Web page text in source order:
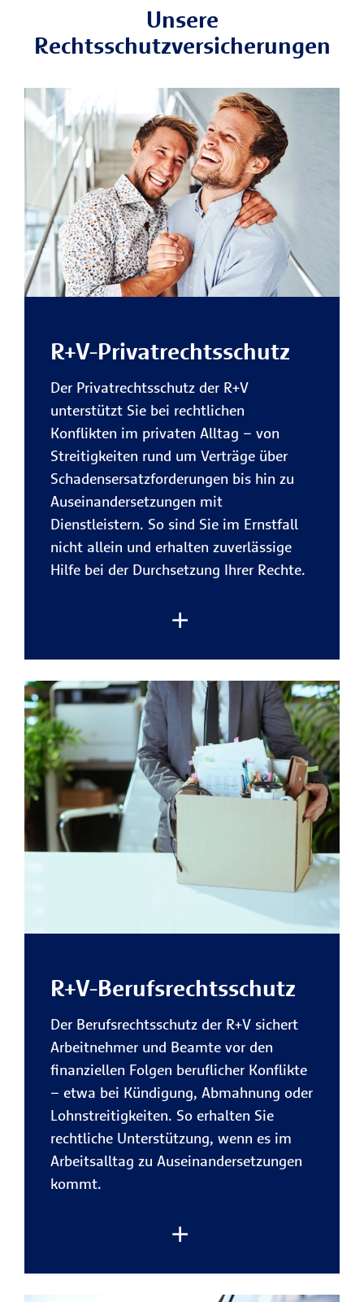
Unsere
Rechtsschutzversicherungen
R+V-Privatrechtsschutz
Der Privatrechtsschutz der R+V
unterstützt Sie bei rechtlichen
Konflikten im privaten Alltag – von
Streitigkeiten rund um Verträge über
Schadensersatzforderungen bis hin zu
Auseinandersetzungen mit
Dienstleistern. So sind Sie im Ernstfall
nicht allein und erhalten zuverlässige
Hilfe bei der Durchsetzung Ihrer Rechte.
Dieprivate Rechtsschutzversicherung der
R+V übernimmt die typischen Kosten
eines Rechtsstreits . Damit können Sie
Ihr Anliegen verfolgen, ohne finanzielle
Risiken einzugehen.
Besonders hilfreich ist der
alltäglichen Situationen:
zum Beispiel
bei Ärger mit Onlinekäufen,
Reiseveranstaltern und Handwerkern.
Kostenübernahme bei privaten
Rechtsstreitigkeiten
Die R+V trägt die gesetzlichen
Kosten für Anwalt, Gericht,
Gutachter und Zeugen sowie
gegebenenfalls die vom Gericht
festgesetzen Kosten der Gegenseite
– für maximale finanzielle Sicherheit
im privaten Alltag.
Schutz bei Streitigkeiten rund um
Handwerkerleistung, Reisebuchung
R+V-Berufsrechtsschutz
Der Berufsrechtsschutz der R+V sichert
Arbeitnehmer und Beamte vor den
finanziellen Folgen beruflicher Konflikte
– etwa bei Kündigung, Abmahnung oder
Lohnstreitigkeiten. So erhalten Sie
rechtliche Unterstützung, wenn es im
Arbeitsalltag zu Auseinandersetzungen
kommt.